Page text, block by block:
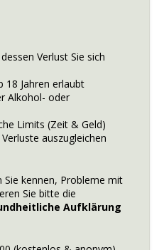
Verlust Sie sich
18 Jahren erlaubt
Alkohol- oder
Limits (Zeit & Geld)
auszugleichen
Sie kennen, Probleme mit
Sie bitte die
Aufklärung